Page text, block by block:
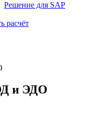
Решение для SAP
расчёт
и ЭДО